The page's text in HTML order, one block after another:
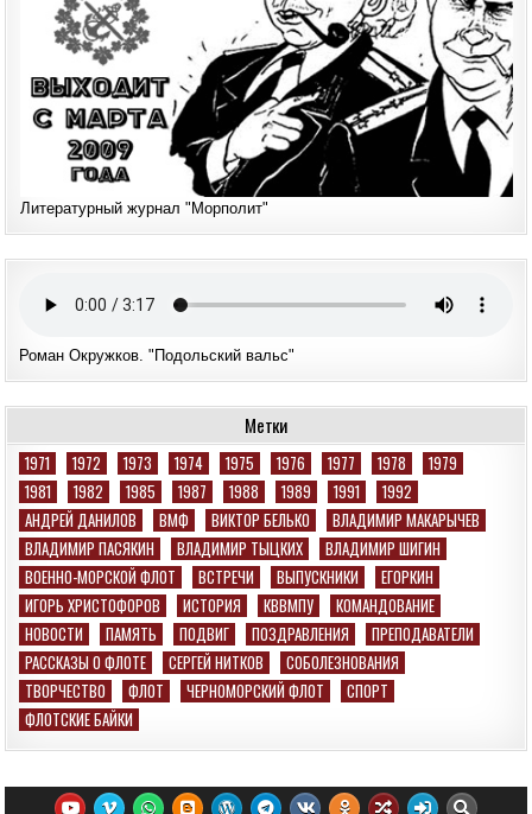
Литературный журнал "Морполит"
Роман Окружков. "Подольский вальс"
Метки
1971 1972 1973 1974 1975 1976 1977 1978
1979
1981
1982 1985 1987 1988 1989 1991
1992
АНДРЕЙ ДАНИЛОВ
ВМФ ВИКТОР БЕЛЬКО
ВЛАДИМИР МАКАРЫЧЕВ
ВЛАДИМИР ПАСЯКИН
ВЛАДИМИР ТЫЦКИХ
ВЛАДИМИР ШИГИН
ВОЕННО-МОРСКОЙ ФЛОТ
ВСТРЕЧИ ВЫПУСКНИКИ
ЕГОРКИН
ИГОРЬ ХРИСТОФОРОВ
ИСТОРИЯ КВВМПУ
КОМАНДОВАНИЕ
НОВОСТИ
ПАМЯТЬ ПОДВИГ ПОЗДРАВЛЕНИЯ
ПРЕПОДАВАТЕЛИ
РАССКАЗЫ О ФЛОТЕ
СЕРГЕЙ НИТКОВ
СОБОЛЕЗНОВАНИЯ
ТВОРЧЕСТВО
ФЛОТ ЧЕРНОМОРСКИЙ ФЛОТ
СПОРТ
ФЛОТСКИЕ БАЙКИ